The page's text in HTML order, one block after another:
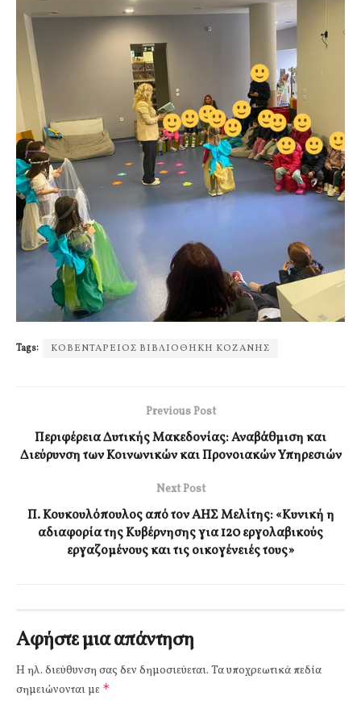
Tags: ΚΟΒΕΝΤΑΡΕΙΟΣ ΒΙΒΛΙΟΘΗΚΗ ΚΟΖΑΝΗΣ
Previous Post
Περιφέρεια Δυτικής Μακεδονίας: Αναβάθμιση και
Διεύρυνση των Κοινωνικών και Προνοιακών Υπηρεσιών
Next Post
Π. Κουκουλόπουλος από τον ΑΗΣ Μελίτης: «Κυνική η
αδιαφορία της Κυβέρνησης για 120 εργολαβικούς
εργαζομένους και τις οικογένειές τους»
Αφήστε μια απάντηση
Η ηλ. διεύθυνση σας δεν δημοσιεύεται. Τα υποχρεωτικά πεδία
σημειώνονται με *